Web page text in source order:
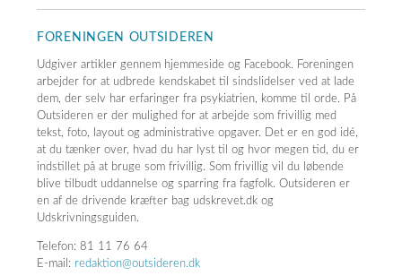
FORENINGEN OUTSIDEREN
Udgiver artikler gennem hjemmeside og Facebook. Foreningen
arbejder for at udbrede kendskabet til sindslidelser ved at lade
dem, der selv har erfaringer fra psykiatrien, komme til orde. På
Outsideren er der mulighed for at arbejde som frivillig med
tekst, foto, layout og administrative opgaver. Det er en god idé,
at du tænker over, hvad du har lyst til og hvor megen tid, du er
indstillet på at bruge som frivillig. Som frivillig vil du løbende
blive tilbudt uddannelse og sparring fra fagfolk. Outsideren er
en af de drivende kræfter bag udskrevet.dk og
Udskrivningsguiden.
Telefon: 81 11 76 64
E-mail: redaktion@outsideren.dk